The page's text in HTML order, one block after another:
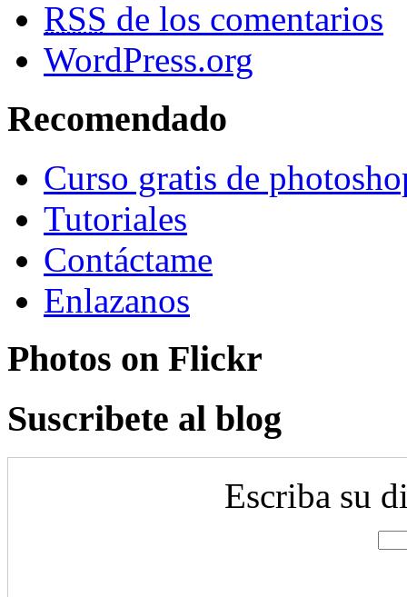
RSS de los comentarios
WordPress.org
Recomendado
Curso gratis de
Tutoriales
Contáctame
Enlazanos
Photos on Flickr
Suscribete al blog
Escriba su